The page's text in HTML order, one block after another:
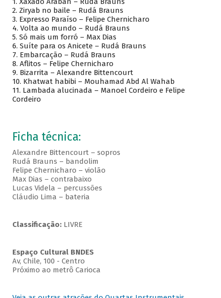
2. Ziryab no baile – Rudá Brauns
3. Expresso Paraíso – Felipe Chernicharo
4. Volta ao mundo – Rudá Brauns
5. Só mais um forró – Max Dias
6. Suíte para os Anicete – Rudá Brauns
7. Embarcação – Rudá Brauns
8. Aflitos – Felipe Chernicharo
9. Bizarrita – Alexandre Bittencourt
10. Khatwat habibi – Mouhamad Abd Al Wahab
11. Lambada alucinada – Manoel Cordeiro e Felipe
Cordeiro
Ficha técnica:
Alexandre Bittencourt – sopros
Rudá Brauns – bandolim
Felipe Chernicharo – violão
Max Dias – contrabaixo
Lucas Videla – percussões
Cláudio Lima – bateria
Classificação:LIVRE
Espaço Cultural BNDES
Av, Chile, 100 - Centro
Próximo ao metrô Carioca